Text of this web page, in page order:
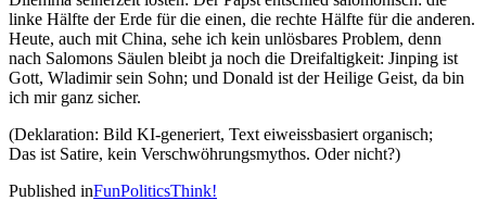
linke Hälfte der Erde für die einen, die rechte Hälfte für die anderen.
Heute, auch mit China, sehe ich kein unlösbares Problem, denn
nach Salomons Säulen bleibt ja noch die Dreifaltigkeit: Jinping ist
Gott, Wladimir sein Sohn; und Donald ist der Heilige Geist, da bin
ich mir ganz sicher.
(Deklaration: Bild KI-generiert, Text eiweissbasiert organisch;
Das ist Satire, kein Verschwöhrungsmythos. Oder nicht?)
Published inFunPoliticsThink!